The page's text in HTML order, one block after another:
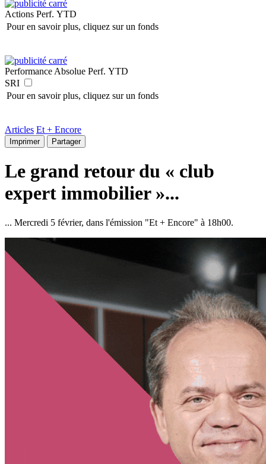
Actions Perf. YTD
Pour en savoir plus, cliquez sur un fonds
Performance Absolue Perf. YTD
SRI
Pour en savoir plus, cliquez sur un fonds
Articles Et + Encore
Imprimer Partager
Le grand retour du « club
expert immobilier »...
... Mercredi 5 février, dans l'émission "Et + Encore" à 18h00.